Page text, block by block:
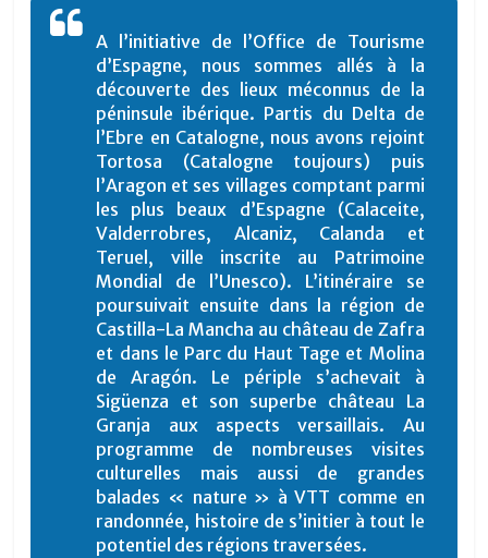
A l’initiative de l’Office de Tourisme
d’Espagne, nous sommes allés à la
découverte des lieux méconnus de la
péninsule ibérique. Partis du Delta de
l’Ebre en Catalogne, nous avons rejoint
Tortosa (Catalogne toujours) puis
l’Aragon et ses villages comptant parmi
les plus beaux d’Espagne (Calaceite,
Valderrobres, Alcaniz, Calanda et
Teruel, ville inscrite au Patrimoine
Mondial de l’Unesco). L’itinéraire se
poursuivait ensuite dans la région de
Castilla-La Mancha au château de Zafra
et dans le Parc du Haut Tage et Molina
de Aragón. Le périple s’achevait à
Sigüenza et son superbe château La
Granja aux aspects versaillais. Au
programme de nombreuses visites
culturelles mais aussi de grandes
balades « nature » à VTT comme en
randonnée, histoire de s’initier à tout le
potentiel des régions traversées.